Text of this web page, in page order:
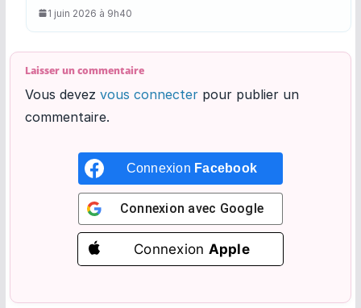
1 juin 2026 à 9h40
Laisser un commentaire
Vous devez vous connecterpour publier un
commentaire.
Connexion Facebook
Connexion avec Google
Connexion Apple